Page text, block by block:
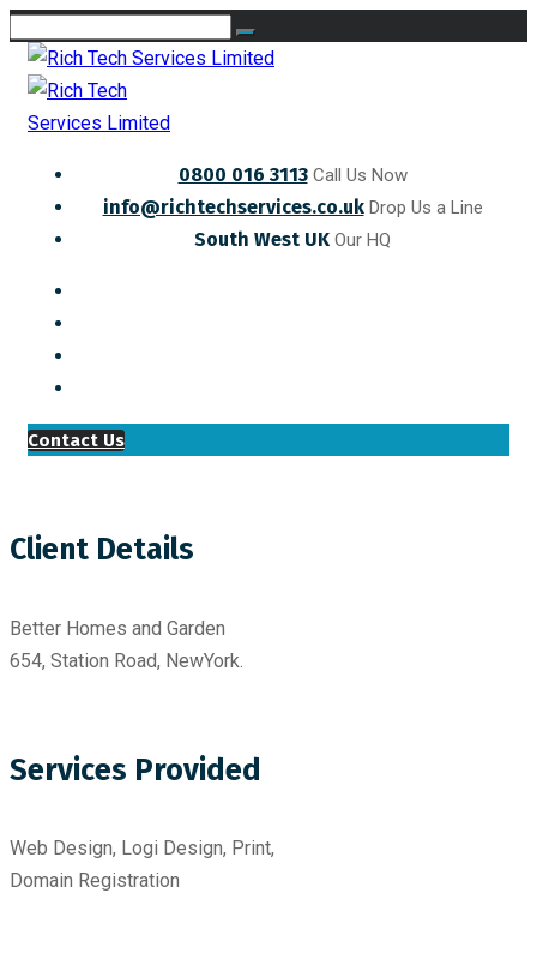
0800 016 3113 Call Us Now
info@richtechservices.co.uk Drop Us a Line
South West UK Our HQ
Contact Us
Client Details
Better Homes and Garden
654, Station Road, NewYork.
Services Provided
Web Design, Logi Design, Print,
Domain Registration